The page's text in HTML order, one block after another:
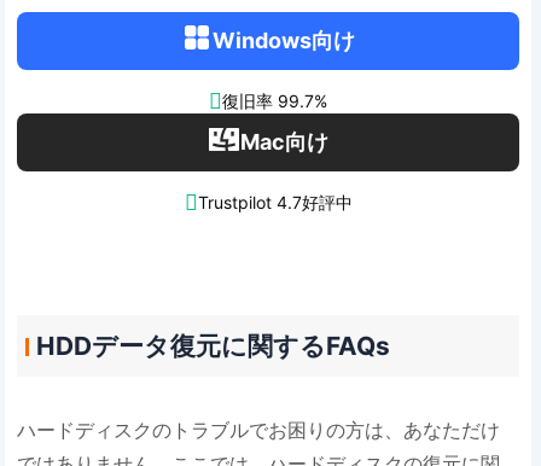
Windows向け
復旧率 99.7%
Mac向け
Trustpilot 4.7好評中
HDDデータ復元に関するFAQs
ハードディスクのトラブルでお困りの方は、あなただけ